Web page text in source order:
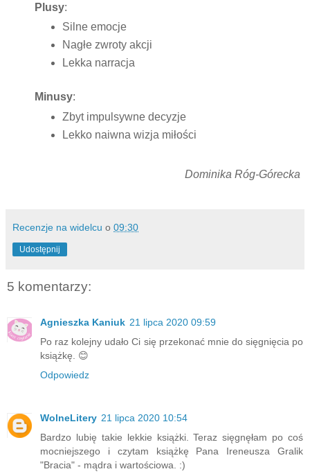
Plusy:
Silne emocje
Nagłe zwroty akcji
Lekka narracja
Minusy:
Zbyt impulsywne decyzje
Lekko naiwna wizja miłości
Dominika Róg-Górecka
Recenzje na widelcu o 09:30
Udostępnij
5 komentarzy:
Agnieszka Kaniuk 21 lipca 2020 09:59
Po raz kolejny udało Ci się przekonać mnie do sięgnięcia po
książkę. 😊
Odpowiedz
WolneLitery 21 lipca 2020 10:54
Bardzo lubię takie lekkie książki. Teraz sięgnęłam po coś
mocniejszego i czytam książkę Pana Ireneusza Gralik
"Bracia" - mądra i wartościowa. :)